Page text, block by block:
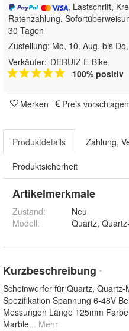
, Lastschrift,
Ratenzahlung,
30 Tagen
Zustellung: Mo, 10. Aug. bis
Verkäufer: DERUIZ E-Bike
100% positiv
Merken Preis vorschlagen
Produktdetails Zahlung,
Produktsicherheit
Artikelmerkmale
Zustand:
Neu
Modell:
Kurzbeschreibung *
Scheinwerfer für Quartz,
Spezifikation Spannung 6-48V
Messungen Länge 125mm
Marble... Mehr